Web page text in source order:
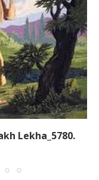
Lekha_5780.